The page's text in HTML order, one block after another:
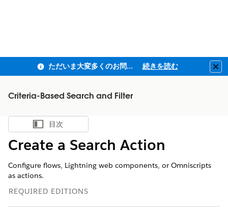
ただいま大変多くのお問い合わせをいただいており、ご連絡までにお時間を頂戴しております 続きを読む
Criteria-Based Search and Filter
目次を表示
目次
Create a Search Action
Configure flows, Lightning web components, or Omniscripts
as actions.
REQUIRED EDITIONS